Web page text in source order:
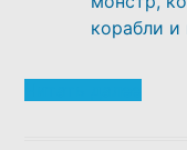
корабли и